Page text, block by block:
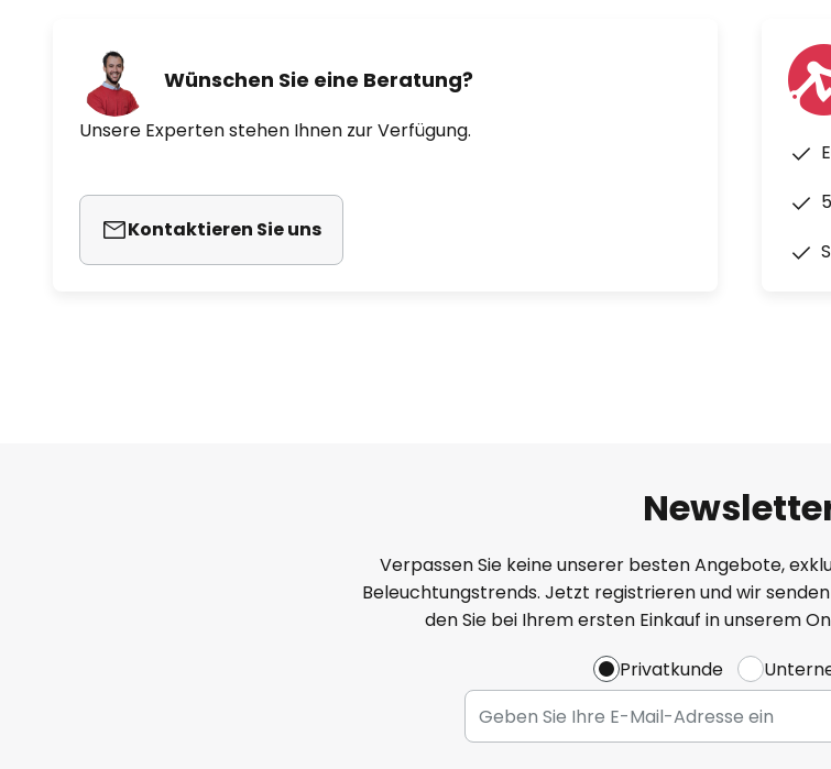
Wünschen Sie eine Beratung?
Unsere Experten stehen Ihnen zur Verfügung.
Kontaktieren Sie uns
Verpassen Sie keine unserer besten Angebote,
Beleuchtungstrends. Jetzt registrieren und wir
den Sie bei Ihrem ersten Einkauf in unserem
Privatkunde